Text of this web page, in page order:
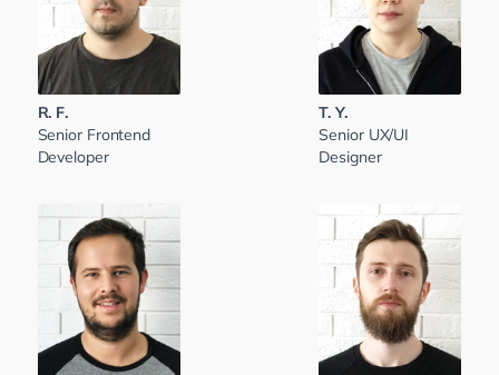
R. F.
Senior Frontend
Developer
T. Y.
Senior UX/UI
Designer